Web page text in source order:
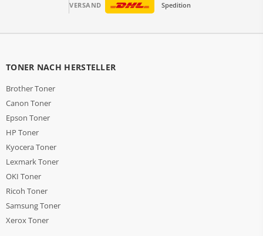
VERSAND Spedition
TONER NACH HERSTELLER
Brother Toner
Canon Toner
Epson Toner
HP Toner
Kyocera Toner
Lexmark Toner
OKI Toner
Ricoh Toner
Samsung Toner
Xerox Toner